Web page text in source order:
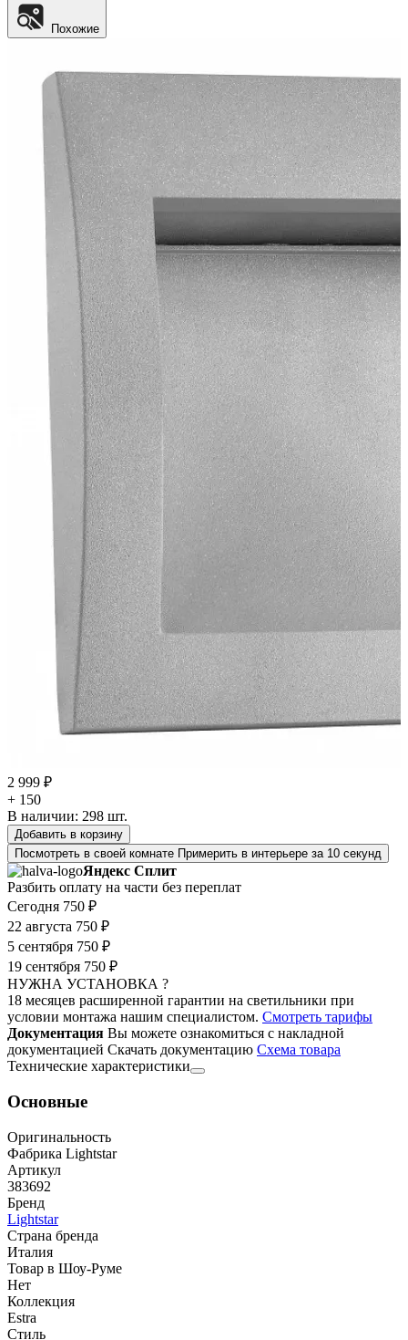
Похожие
2 999 ₽
+ 150
В наличии: 298 шт.
Добавить в корзину
Посмотреть в своей комнате Примерить в интерьере за 10 секунд
Яндекс Сплит
Разбить оплату на части без переплат
Сегодня 750 ₽
22 августа 750 ₽
5 сентября 750 ₽
19 сентября 750 ₽
НУЖНА УСТАНОВКА ?
18 месяцев расширенной гарантии на светильники при
условии монтажа нашим специалистом. Смотреть тарифы
Документация Вы можете ознакомиться с накладной
документацией Скачать документацию Cхема товара
Технические характеристики
Основные
Оригинальность
Фабрика Lightstar
Артикул
383692
Бренд
Lightstar
Страна бренда
Италия
Товар в Шоу-Руме
Нет
Коллекция
Estra
Стиль